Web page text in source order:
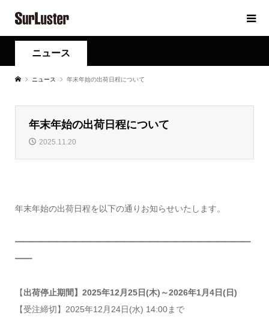
ニュース
ニュース 年末年始の出荷日程について
年末年始の出荷日程について
2025.11.20
年末年始の出荷日程を以下の通りお知らせいたします。
━━━━━━━━━━━━━━━━━━━━━━━━━━━━
━━
【出荷停止期間】2025年12月25日(木)～2026年1月4日(日)
【受注締切】2025年12月24日(水) 14:00まで